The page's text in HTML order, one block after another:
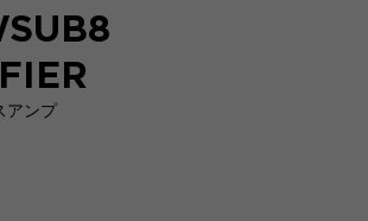
アンプ